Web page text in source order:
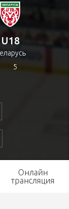
U18
5
Онлайн
трансляция